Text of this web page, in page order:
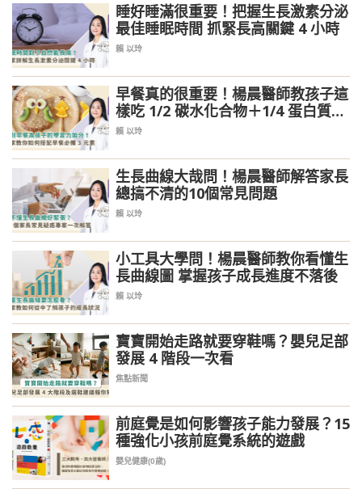
睡好睡滿很重要！把握生長激素分泌
最佳睡眠時間 抓緊長高關鍵 4 小時
賴 以玲
早餐真的很重要！楊晨醫師教孩子這
樣吃 1/2 碳水化合物＋1/4 蛋白質＋
1/4 水果
賴 以玲
生長曲線大哉問！楊晨醫師解答家長
總搞不清的10個常見問題
賴 以玲
小工具大學問！楊晨醫師教你看懂生
長曲線圖 掌握孩子成長進度不落後
賴 以玲
寶寶開始走路就要穿鞋嗎？嬰兒足部
發展 4 階段一次看
焦點新聞
前庭覺是如何影響孩子能力發展？15
種強化小孩前庭覺系統的遊戲
嬰兒健康(0歲)